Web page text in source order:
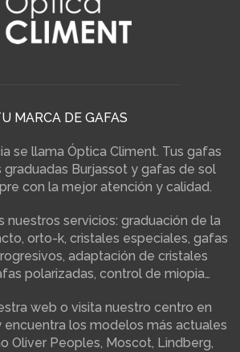
MARCA DE GAFAS
se llama Óptica Climent. Tus gafas
graduadas Burjassot y gafas de sol
con la mejor atención y calidad.
nuestros servicios: graduación de la
orto-k, cristales especiales, gafas
adaptación de cristales
polarizadas, control de miopia…
web o visita nuestro centro en
encuentra los modelos más actuales
Oliver Peoples, Moscot, Lindberg,